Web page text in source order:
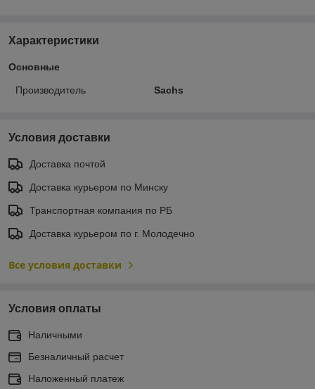
Характеристики
Основные
Производитель Sachs
Условия доставки
Доставка почтой
Доставка курьером по Минску
Транспортная компания по РБ
Доставка курьером по г. Молодечно
Все условия доставки
Условия оплаты
Наличными
Безналичный расчет
Наложенный платеж